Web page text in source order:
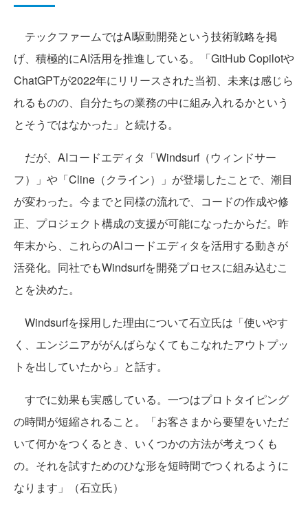
テックファームではAI駆動開発という技術戦略を掲
げ、積極的にAI活用を推進している。「GitHub Copilotや
ChatGPTが2022年にリリースされた当初、未来は感じら
れるものの、自分たちの業務の中に組み入れるかという
とそうではなかった」と続ける。
だが、AIコードエディタ「Windsurf（ウィンドサー
フ）」や「Cline（クライン）」が登場したことで、潮目
が変わった。今までと同様の流れで、コードの作成や修
正、プロジェクト構成の支援が可能になったからだ。昨
年末から、これらのAIコードエディタを活用する動きが
活発化。同社でもWindsurfを開発プロセスに組み込むこ
とを決めた。
Windsurfを採用した理由について石立氏は「使いやす
く、エンジニアががんばらなくてもこなれたアウトプッ
トを出していたから」と話す。
すでに効果も実感している。一つはプロトタイピング
の時間が短縮されること。「お客さまから要望をいただ
いて何かをつくるとき、いくつかの方法が考えつくも
の。それを試すためのひな形を短時間でつくれるように
なります」（石立氏）